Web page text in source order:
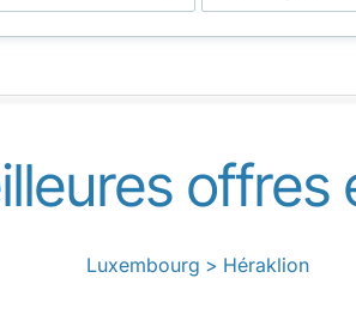
offres
Luxembourg > Héraklion